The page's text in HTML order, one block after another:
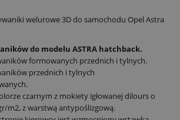
welurowe 3D do samochodu Opel Astra
do modelu ASTRA hatchback.
formowanych przednich i tylnych.
przednich i tylnych
czarnym z mokiety igłowanej dilours o
m2, z warstwą antypoślizgową.